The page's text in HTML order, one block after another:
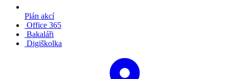
Plán akcí
Office 365
Bakaláři
Digiškolka